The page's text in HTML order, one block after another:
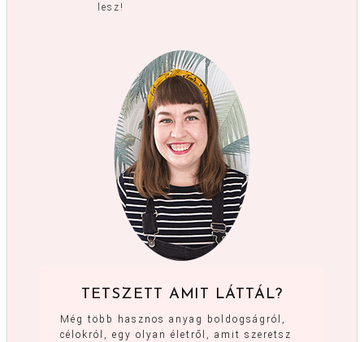
lesz!
TETSZETT AMIT LÁTTÁL?
Még több hasznos anyag boldogságról,
célokról, egy olyan életről, amit szeretsz